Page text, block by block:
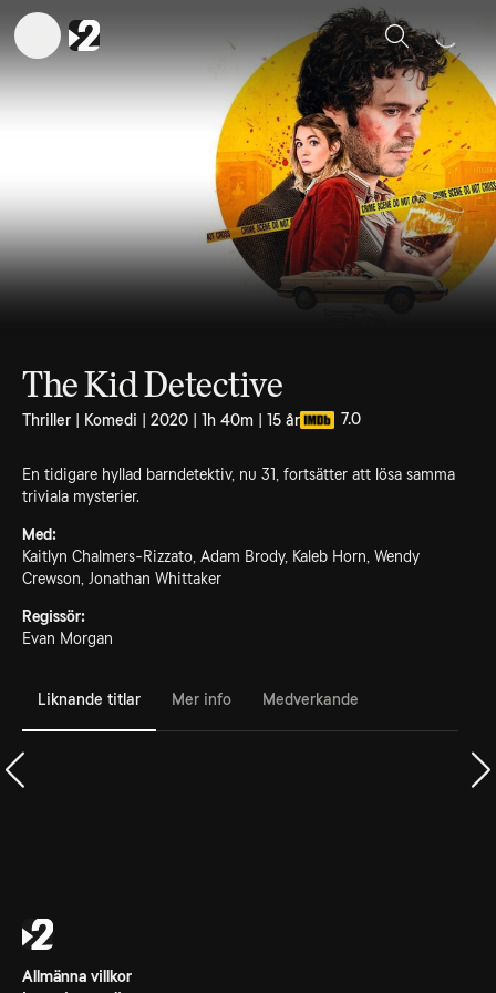
Sök
The Kid Detective
Thriller | Komedi | 2020 | 1h 40m | 15 år 7.0
En tidigare hyllad barndetektiv, nu 31, fortsätter att lösa samma
triviala mysterier.
Med:
Kaitlyn Chalmers-Rizzato, Adam Brody, Kaleb Horn, Wendy
Crewson, Jonathan Whittaker
Regissör:
Evan Morgan
Liknande titlar Mer info Medverkande
Allmänna villkor